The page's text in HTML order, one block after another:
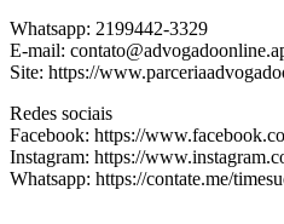
Whatsapp: 2199442-3329
E-mail:
Site: https://
Redes sociais
Facebook: https://
Instagram: https://
Whatsapp: https://contate.me/